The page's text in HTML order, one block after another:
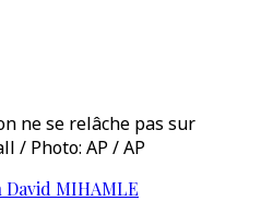
ne se relâche pas sur
/ Photo: AP / AP
David MIHAMLE